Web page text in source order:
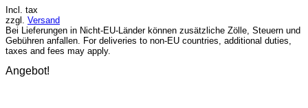
€21,90
Incl. tax
zzgl. Versand
Bei Lieferungen in Nicht-EU-Länder können zusätzliche Zölle, Steuern und
Gebühren anfallen. For deliveries to non-EU countries, additional duties,
taxes and fees may apply.
Angebot!